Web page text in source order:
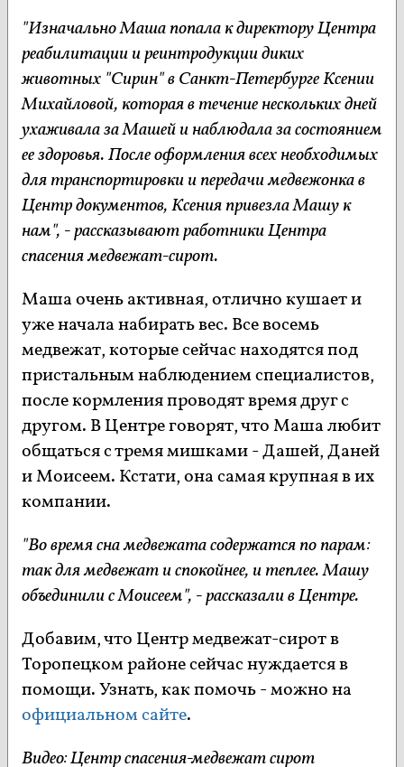
"Изначально Маша попала к директору Центра
реабилитации и реинтродукции диких
животных "Сирин" в Санкт-Петербурге Ксении
Михайловой, которая в течение нескольких дней
ухаживала за Машей и наблюдала за состоянием
ее здоровья. После оформления всех необходимых
для транспортировки и передачи медвежонка в
Центр документов, Ксения привезла Машу к
нам", - рассказывают работники Центра
спасения медвежат-сирот.
Маша очень активная, отлично кушает и
уже начала набирать вес. Все восемь
медвежат, которые сейчас находятся под
пристальным наблюдением специалистов,
после кормления проводят время друг с
другом. В Центре говорят, что Маша любит
общаться с тремя мишками - Дашей, Даней
и Моисеем. Кстати, она самая крупная в их
компании.
"Во время сна медвежата содержатся по парам:
так для медвежат и спокойнее, и теплее. Машу
объединили с Моисеем", - рассказали в Центре.
Добавим, что Центр медвежат-сирот в
Торопецком районе сейчас нуждается в
помощи. Узнать, как помочь - можно на
официальном сайте.
Видео: Центр спасения-медвежат сирот